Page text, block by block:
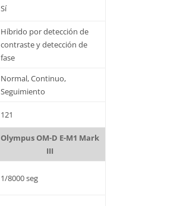
Sí
Híbrido por detección de
contraste y detección de
fase
Normal, Continuo,
Seguimiento
121
Olympus OM-D E-M1 Mark
III
1/8000 seg